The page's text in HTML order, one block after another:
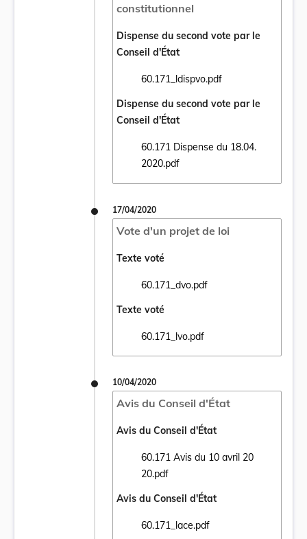
constitutionnel
Dispense du second vote par le
Conseil d'État
60.171_ldispvo.pdf
Ouvrir le document 60.171_ldispvo.pdf
Dispense du second vote par le
Conseil d'État
60.171 Dispense du 18.04.
2020.pdf
Ouvrir le document 60.171 Dispense du
17/04/2020
Vote d'un projet de loi
Texte voté
60.171_dvo.pdf
Ouvrir le document 60.171_dvo.pdf dans
Texte voté
60.171_lvo.pdf
Ouvrir le document 60.171_lvo.pdf dans
10/04/2020
Avis du Conseil d'État
Avis du Conseil d'État
60.171 Avis du 10 avril 20
20.pdf
Ouvrir le document 60.171 Avis du 10
Avis du Conseil d'État
60.171_lace.pdf
Ouvrir le document 60.171_lace.pdf dans